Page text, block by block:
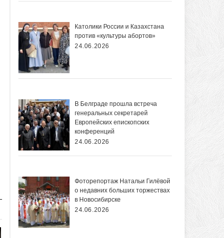
Католики России и Казахстана
против «культуры абортов»
24.06.2026
В Белграде прошла встреча
генеральных секретарей
Европейских епископских
конференций
24.06.2026
Фоторепортаж Натальи Гилёвой
о недавних больших торжествах
в Новосибирске
24.06.2026